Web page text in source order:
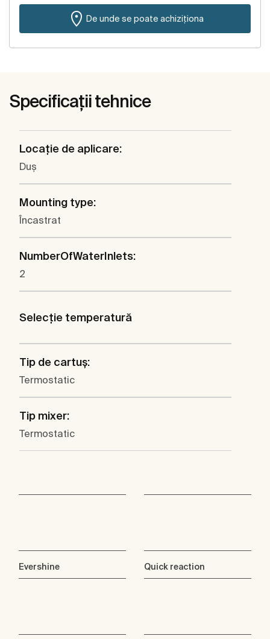
De unde se poate achiziționa
Specificații tehnice
Locaţie de aplicare:
Duş
Mounting type:
Încastrat
NumberOfWaterInlets:
2
Selecţie temperatură
Tip de cartuş:
Termostatic
Tip mixer:
Termostatic
Evershine Quick reaction